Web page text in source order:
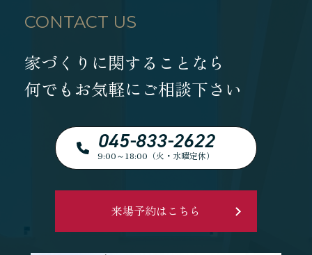
CONTACT US
家づくりに関することなら
何でもお気軽にご相談下さい
045-833-2622
9:00～18:00（火・水曜定休）
来場予約はこちら